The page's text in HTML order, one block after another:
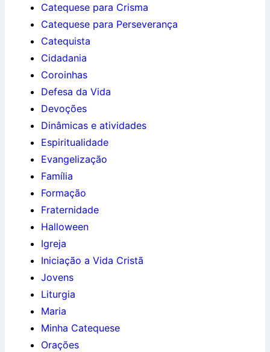
Catequese para Crisma
Catequese para Perseverança
Catequista
Cidadania
Coroinhas
Defesa da Vida
Devoções
Dinâmicas e atividades
Espiritualidade
Evangelização
Família
Formação
Fraternidade
Halloween
Igreja
Iniciação a Vida Cristã
Jovens
Liturgia
Maria
Minha Catequese
Orações